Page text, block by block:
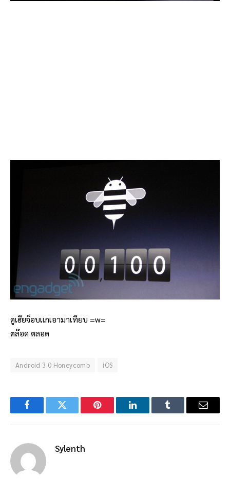
ดูเฮียจ็อบเเกเอามาเทียบ =w=
ตล๊อด ตลอด
Android 3.0 Honeycomb iOS
FacebookTwitter Pinterest LinkedInTumblr Email
Sylenth